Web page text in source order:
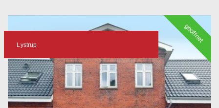
Lystrup
geöffnet